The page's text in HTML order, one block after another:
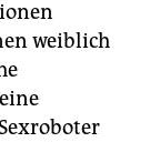
weiblich